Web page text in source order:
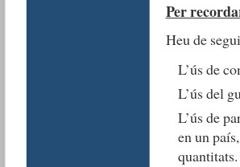
Per
Heu de
L’ús de
L’ús del
L’ús de
en un
quantitats.